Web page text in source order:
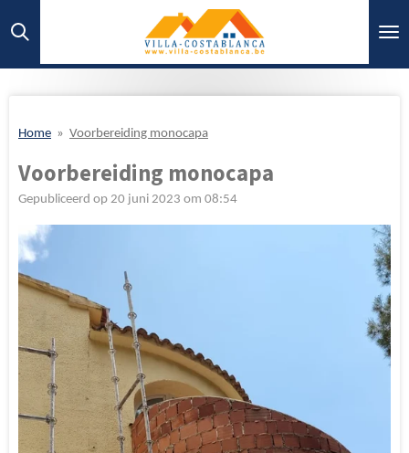
direct
Home » Voorbereiding monocapa
Voorbereiding monocapa
Gepubliceerd op 20 juni 2023 om 08:54